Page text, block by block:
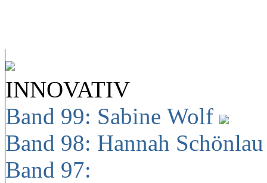
INNOVATIV
Band 99: Sabine Wolf
Band 98: Hannah
Band 97: